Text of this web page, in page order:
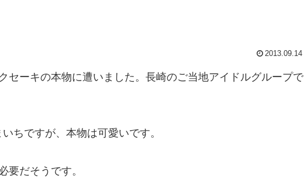
2013.09.14
セーキの本物に遭いました。長崎のご当地アイドルグループで
ちですが、本物は可愛いです。
要だそうです。